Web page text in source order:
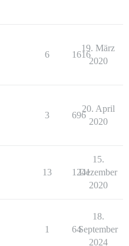
6 1616
19. März
2020
3 696
20. April
2020
13 1241
15.
Dezember
2020
1 64
18.
September
2024